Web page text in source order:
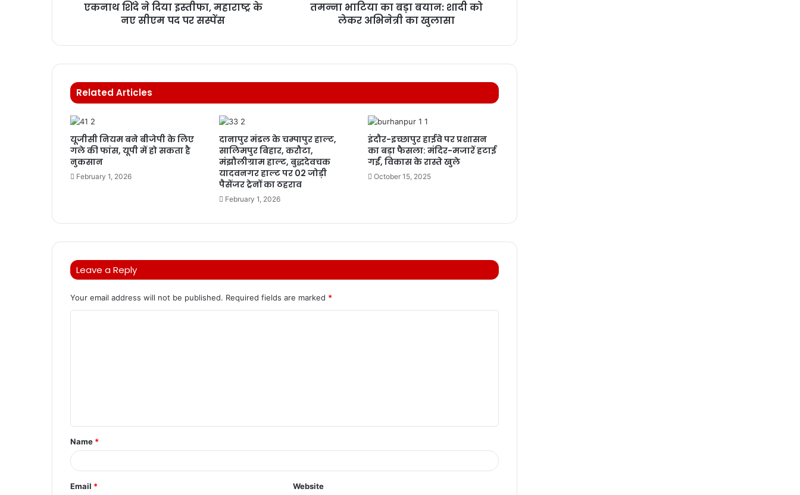
एकनाथ शिंदे ने दिया इस्तीफा, महाराष्ट्र के
नए सीएम पद पर सस्पेंस
तमन्ना भाटिया का बड़ा बयान: शादी को
लेकर अभिनेत्री का खुलासा
Related Articles
यूजीसी नियम बने बीजेपी के लिए
गले की फांस, यूपी में हो सकता है
नुकसान
February 1, 2026
दानापुर मंडल के चम्पापुर हाल्ट,
सालिमपुर बिहार, करौटा,
मंझौलीग्राम हाल्ट, बुद्धदेवचक
यादवनगर हाल्ट पर 02 जोड़ी
पैसेंजर ट्रेनों का ठहराव
February 1, 2026
इंदौर-इच्छापुर हाईवे पर प्रशासन
का बड़ा फैसला: मंदिर-मजारें हटाई
गईं, विकास के रास्ते खुले
October 15, 2025
Leave a Reply
Your email address will not be published. Required fields are marked *
t
*
Name *
Email * Website